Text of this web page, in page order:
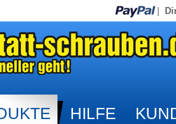
HILFE